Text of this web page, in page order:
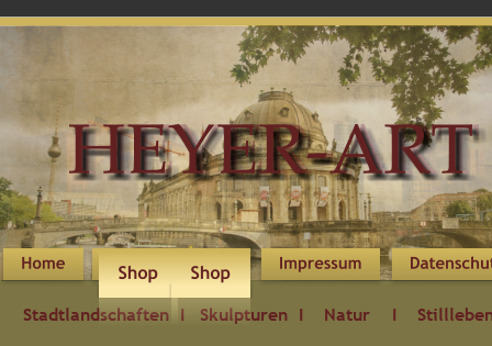
  Stadtlandschaften  I
     Skulpturen  I
Natur    I